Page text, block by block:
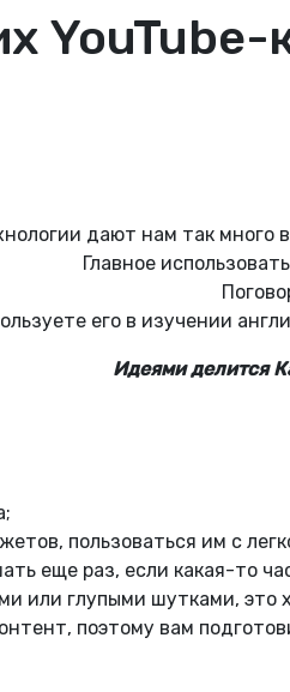
YouTube-
дают нам так много
Главное
его в изучении
Идеями делится
пользоваться им с
еще раз, если какая-то
или глупыми шутками, это
поэтому вам